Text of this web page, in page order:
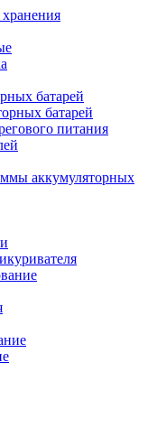
батарей
батарей
питания
аккумуляторных